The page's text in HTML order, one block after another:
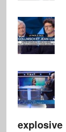
explosive